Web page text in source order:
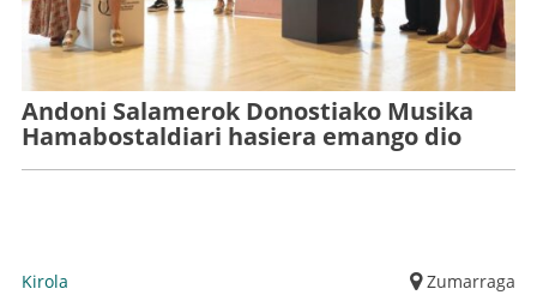
Andoni Salamerok Donostiako Musika
Hamabostaldiari hasiera emango dio
Kirola Zumarraga